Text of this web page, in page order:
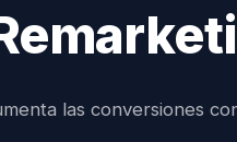
las conversiones